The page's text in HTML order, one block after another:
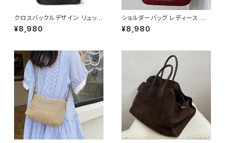
クロスバックルデザイン リュック
バックパック デイパック メンズ
レディース 男女兼用 大容量 軽
ブラック ブルー グレー ワンサイ
ズ K-B0261
¥8,980
ショルダーバッグ レディース エ
ナメルバッグ ミニバッグ ワンショ
ルダー 斜めがけバッグ 2WAY
レッド ワンサイズ K-B0286
¥8,980